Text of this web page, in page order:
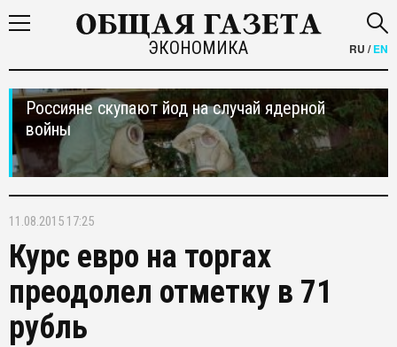
ЭКОНОМИКА RU /EN
Россияне скупают йод на случай ядерной
войны
11.08.2015 17:25
Курс евро на торгах
преодолел отметку в 71
рубль